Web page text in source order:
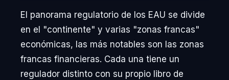
El panorama regulatorio de los EAU se divide
en el "continente" y varias "zonas francas"
económicas, las más notables son las zonas
francas financieras. Cada una tiene un
regulador distinto con su propio libro de